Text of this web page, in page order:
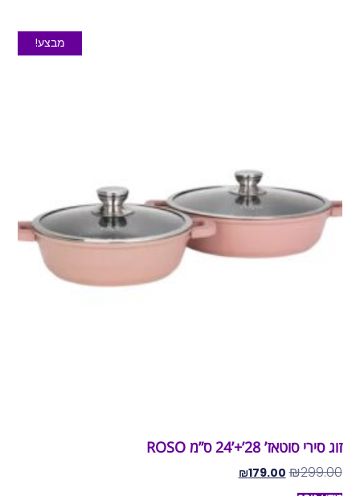
מבצע!
זוג סירי סוטאז’ 28’+’24 ס”מ ROSO
₪299.00
₪179.00